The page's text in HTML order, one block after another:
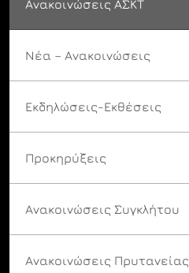
Ανακοινώσεις ΑΣΚΤ
Νέα – Ανακοινώσεις
Εκδηλώσεις-Εκθέσεις
Προκηρύξεις
Ανακοινώσεις Συγκλήτου
Ανακοινώσεις Πρυτανείας